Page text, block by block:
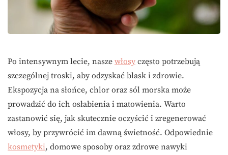
Po intensywnym lecie, nasze włosy często potrzebują
szczególnej troski, aby odzyskać blask i zdrowie.
Ekspozycja na słońce, chlor oraz sól morska może
prowadzić do ich osłabienia i matowienia. Warto
zastanowić się, jak skutecznie oczyścić i zregenerować
włosy, by przywrócić im dawną świetność. Odpowiednie
kosmetyki, domowe sposoby oraz zdrowe nawyki